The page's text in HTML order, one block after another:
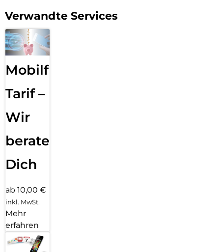
Verwandte Services
Mobilfunk
Tarif –
Wir
beraten
Dich
ab 10,00 €
inkl. MwSt.
Mehr
erfahren